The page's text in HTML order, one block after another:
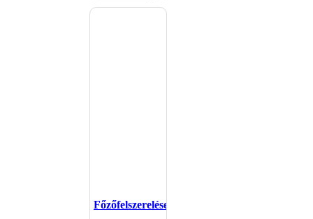
Főzőfelszerelések